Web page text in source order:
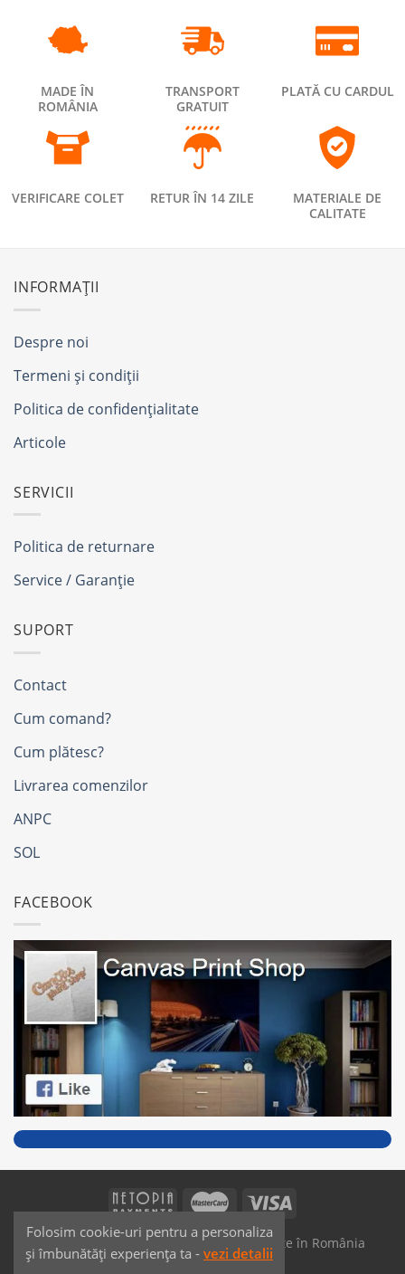
MADE ÎN
ROMÂNIA
TRANSPORT
GRATUIT
PLATĂ CU CARDUL
VERIFICARE COLET RETUR ÎN 14 ZILE
MATERIALE DE
CALITATE
INFORMAȚII
Despre noi
Termeni și condiții
Politica de confidențialitate
Articole
SERVICII
Politica de returnare
Service / Garanție
SUPORT
Contact
Cum comand?
Cum plătesc?
Livrarea comenzilor
ANPC
SOL
FACEBOOK
SAIKO MEDIA & SIGNS - Produse fabricate în România
Dezvoltat deJPG MEDIA
Folosim cookie-uri pentru a personaliza
și îmbunătăți experiența ta - vezi detalii